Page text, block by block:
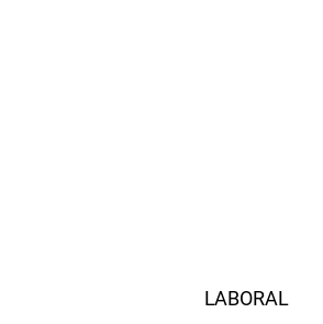
LABORAL